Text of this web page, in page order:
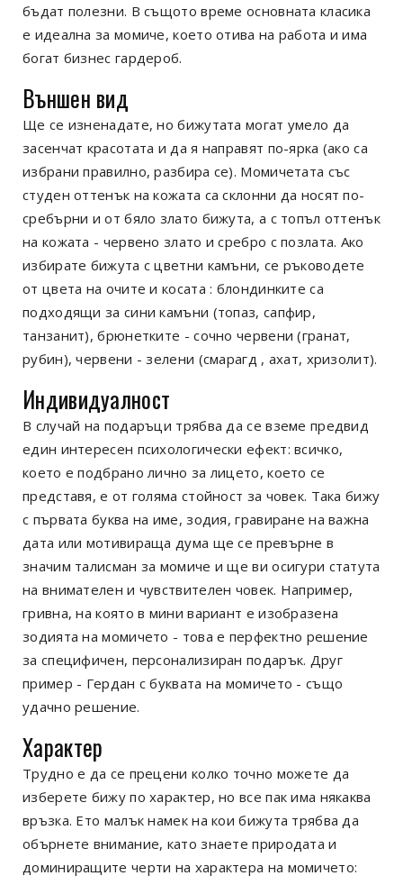
бъдат полезни. В същото време основната класика
е идеална за момиче, което отива на работа и има
богат бизнес гардероб.
Външен вид
Ще се изненадате, но бижутата могат умело да
засенчат красотата и да я направят по-ярка (ако са
избрани правилно, разбира се). Момичетата със
студен оттенък на кожата са склонни да носят по-
сребърни и от бяло злато бижута, а с топъл оттенък
на кожата - червено злато и сребро с позлата. Ако
избирате бижута с цветни камъни, се ръководете
от цвета на очите и косата : блондинките са
подходящи за сини камъни (топаз, сапфир,
танзанит), брюнетките - сочно червени (гранат,
рубин), червени - зелени (смарагд , ахат, хризолит).
Индивидуалност
В случай на подаръци трябва да се вземе предвид
един интересен психологически ефект: всичко,
което е подбрано лично за лицето, което се
представя, е от голяма стойност за човек. Така бижу
с първата буква на име, зодия, гравиране на важна
дата или мотивираща дума ще се превърне в
значим талисман за момиче и ще ви осигури статута
на внимателен и чувствителен човек. Например,
гривна, на която в мини вариант е изобразена
зодията на момичето - това е перфектно решение
за специфичен, персонализиран подарък. Друг
пример - Гердан с буквата на момичето - също
удачно решение.
Характер
Трудно е да се прецени колко точно можете да
изберете бижу по характер, но все пак има някаква
връзка. Ето малък намек на кои бижута трябва да
обърнете внимание, като знаете природата и
доминиращите черти на характера на момичето: